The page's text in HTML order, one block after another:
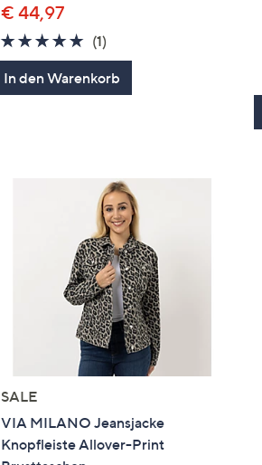
€ 44,97
5.0
von
5
(1)
Bewertungen
In den Warenkorb
SALE
VIA MILANO Jeansjacke
Knopfleiste Allover-Print